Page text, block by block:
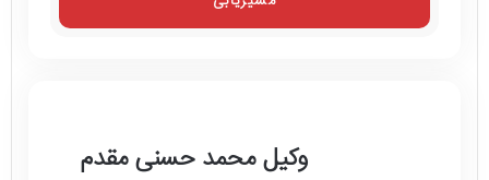
وکیل محمد حسنی مقدم